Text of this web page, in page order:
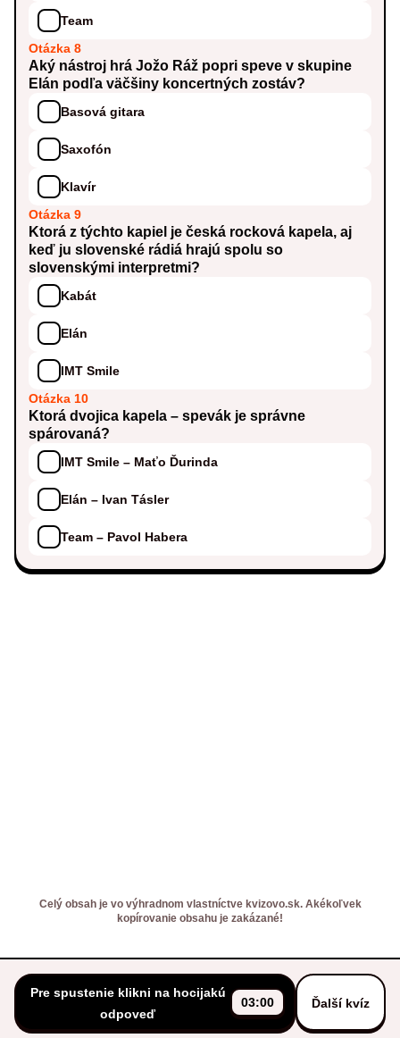
Team
Otázka 8
Aký nástroj hrá Jožo Ráž popri speve v skupine
Elán podľa väčšiny koncertných zostáv?
Basová gitara
Saxofón
Klavír
Otázka 9
Ktorá z týchto kapiel je česká rocková kapela, aj
keď ju slovenské rádiá hrajú spolu so
slovenskými interpretmi?
Kabát
Elán
IMT Smile
Otázka 10
Ktorá dvojica kapela – spevák je správne
spárovaná?
IMT Smile – Maťo Ďurinda
Elán – Ivan Tásler
Team – Pavol Habera
Pre spustenie klikni na hocijakú
odpoveď
03:00 Ďalší kvíz
Celý obsah je vo výhradnom vlastníctve kvizovo.sk. Akékoľvek
kopírovanie obsahu je zakázané!